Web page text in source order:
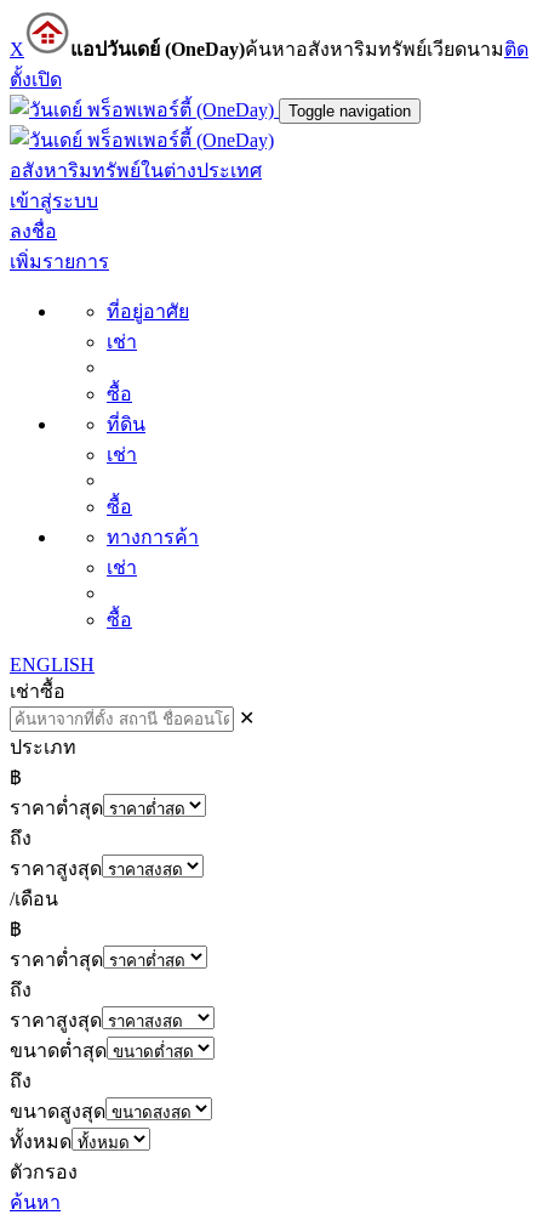
X แอปวันเดย์ (OneDay)ค้นหาอสังหาริมทรัพย์เวียดนามติด
ตั้งเปิด
Toggle navigation
อสังหาริมทรัพย์ในต่างประเทศ
เข้าสู่ระบบ
ลงชื่อ
เพิ่มรายการ
ที่อยู่อาศัย
เช่า
ซื้อ
ที่ดิน
เช่า
ซื้อ
ทางการค้า
เช่า
ซื้อ
ENGLISH
เช่าซื้อ
✕
ประเภท
฿
ราคาต่ำสุด
ถึง
ราคาสูงสุด
/เดือน
฿
ราคาต่ำสุด
ถึง
ราคาสูงสุด
ขนาดต่ำสุด
ถึง
ขนาดสูงสุด
ทั้งหมด
ตัวกรอง
ค้นหา